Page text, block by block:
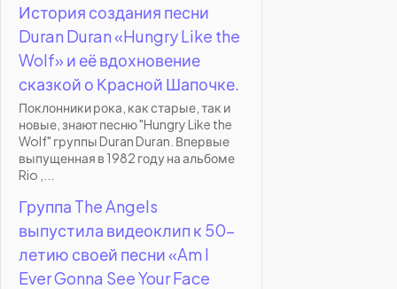
История создания песни
Duran Duran «Hungry Like the
Wolf» и её вдохновение
сказкой о Красной Шапочке.
Поклонники рока, как старые, так и
новые, знают песню "Hungry Like the
Wolf" группы Duran Duran. Впервые
выпущенная в 1982 году на альбоме
Rio ,...
Группа The Angels
выпустила видеоклип к 50-
летию своей песни «Am I
Ever Gonna See Your Face